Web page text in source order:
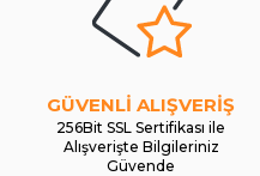
GÜVENLİ ALIŞVERİŞ
256Bit SSL Sertifikası ile
Alışverişte Bilgileriniz
Güvende